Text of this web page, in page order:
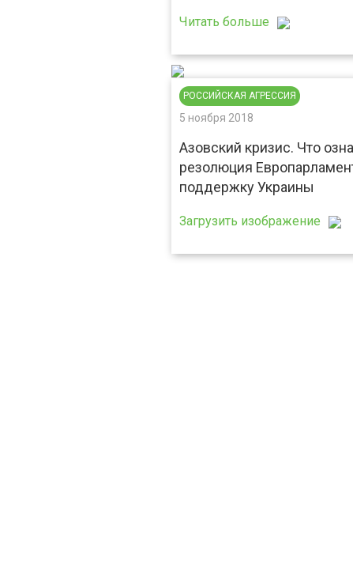
Читать больше
РОССИЙСКАЯ АГРЕССИЯ
5 ноября 2018
Азовский кризис. Что
резолюция
поддержку Украины
Загрузить изображение